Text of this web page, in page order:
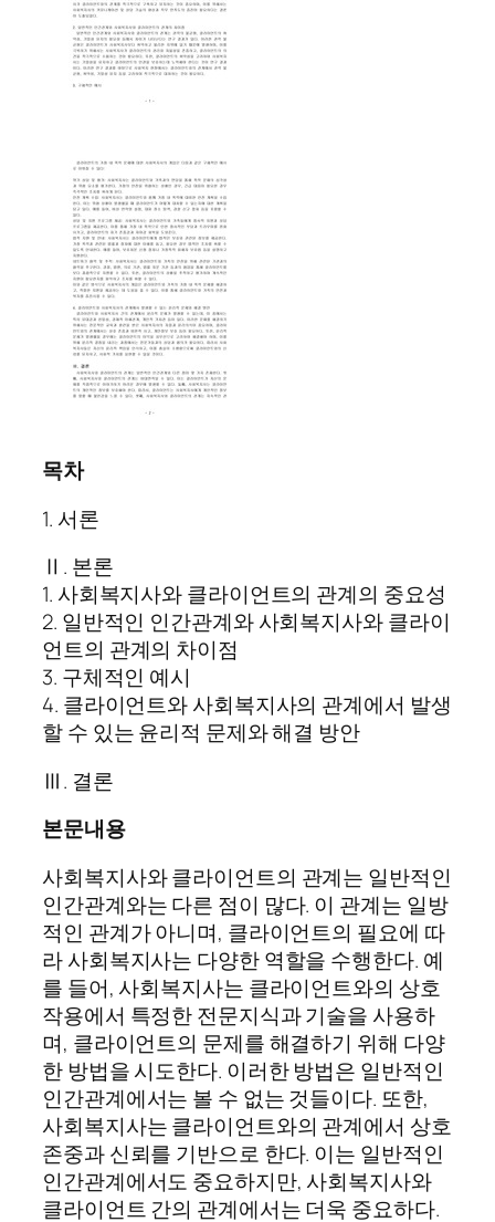
목차
1. 서론
Ⅱ. 본론
1. 사회복지사와 클라이언트의 관계의 중요성
2. 일반적인 인간관계와 사회복지사와 클라이
언트의 관계의 차이점
3. 구체적인 예시
4. 클라이언트와 사회복지사의 관계에서 발생
할 수 있는 윤리적 문제와 해결 방안
Ⅲ. 결론
본문내용
사회복지사와 클라이언트의 관계는 일반적인
인간관계와는 다른 점이 많다. 이 관계는 일방
적인 관계가 아니며, 클라이언트의 필요에 따
라 사회복지사는 다양한 역할을 수행한다. 예
를 들어, 사회복지사는 클라이언트와의 상호
작용에서 특정한 전문지식과 기술을 사용하
며, 클라이언트의 문제를 해결하기 위해 다양
한 방법을 시도한다. 이러한 방법은 일반적인
인간관계에서는 볼 수 없는 것들이다. 또한,
사회복지사는 클라이언트와의 관계에서 상호
존중과 신뢰를 기반으로 한다. 이는 일반적인
인간관계에서도 중요하지만, 사회복지사와
클라이언트 간의 관계에서는 더욱 중요하다.